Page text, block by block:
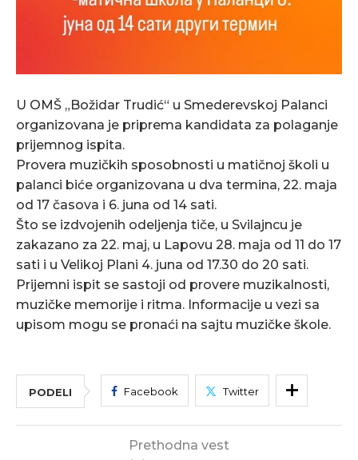
U OMŠ „Božidar Trudić“ u Smederevskoj Palanci
organizovana je priprema kandidata za polaganje
prijemnog ispita.
Provera muzičkih sposobnosti u matičnoj školi u
palanci biće organizovana u dva termina, 22. maja
od 17 časova i 6. juna od 14 sati.
Što se izdvojenih odeljenja tiče, u Svilajncu je
zakazano za 22. maj, u Lapovu 28. maja od 11 do 17
sati i u Velikoj Plani 4. juna od 17.30 do 20 sati.
Prijemni ispit se sastoji od provere muzikalnosti,
muzičke memorije i ritma. Informacije u vezi sa
upisom mogu se pronaći na sajtu muzičke škole.
PODELI Facebook Twitter
Prethodna vest